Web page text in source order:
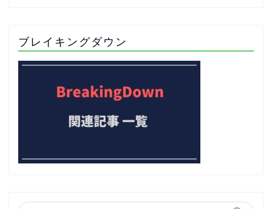
ブレイキングダウン